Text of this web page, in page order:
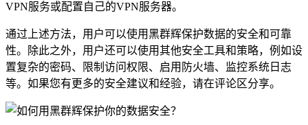
VPN服务或配置自己的VPN服务器。
通过上述方法，用户可以使用黑群辉保护数据的安全和可靠
性。除此之外，用户还可以使用其他安全工具和策略，例如设
置复杂的密码、限制访问权限、启用防火墙、监控系统日志
等。如果您有更多的安全建议和经验，请在评论区分享。